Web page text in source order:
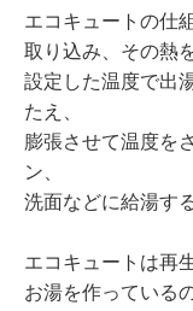
エコキュートの仕
取り込み、その熱
設定した温度で出
たえ、
膨張させて温度を
ン、
洗面などに給湯す
エコキュートは再
お湯を作っている